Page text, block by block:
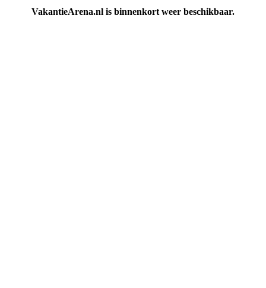
VakantieArena.nl is binnenkort weer beschikbaar.